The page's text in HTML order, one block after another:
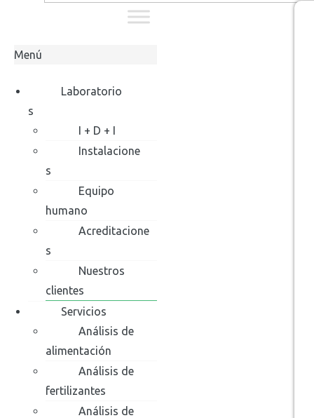
Menú
Laboratorio
s
I + D + I
Instalacione
s
Equipo
humano
Acreditacione
s
Nuestros
clientes
Servicios
Análisis de
alimentación
Análisis de
fertilizantes
Análisis de